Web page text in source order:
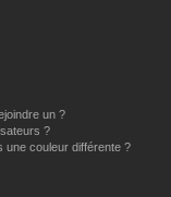
un ?
?
une couleur différente ?